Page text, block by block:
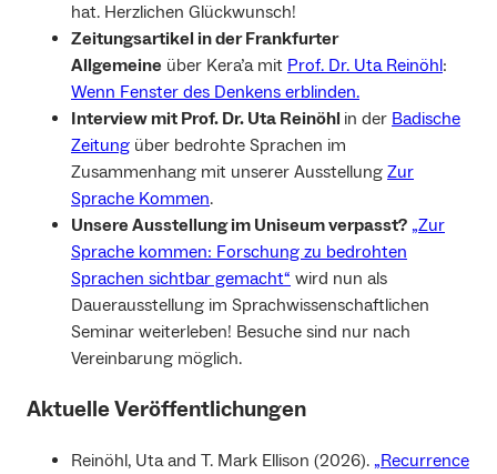
hat. Herzlichen Glückwunsch!
Zeitungsartikel in der Frankfurter
Allgemeine über Kera’a mit Prof. Dr. Uta Reinöhl:
Wenn Fenster des Denkens erblinden.
Interview mit Prof. Dr. Uta Reinöhl in der Badische
Zeitung über bedrohte Sprachen im
Zusammenhang mit unserer Ausstellung Zur
Sprache Kommen.
Unsere Ausstellung im Uniseum verpasst? „Zur
Sprache kommen: Forschung zu bedrohten
Sprachen sichtbar gemacht“ wird nun als
Dauerausstellung im Sprachwissenschaftlichen
Seminar weiterleben! Besuche sind nur nach
Vereinbarung möglich.
Aktuelle Veröffentlichungen
Reinöhl, Uta and T. Mark Ellison (2026). „Recurrence